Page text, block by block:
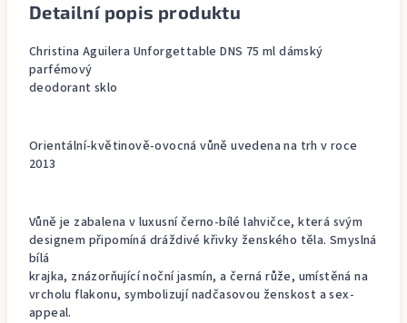
Detailní popis produktu
Christina Aguilera Unforgettable DNS 75 ml dámský
parfémový
deodorant sklo
Orientální-květinově-ovocná vůně uvedena na trh v roce
2013
Vůně je zabalena v luxusní černo-bílé lahvičce, která svým
designem připomíná dráždivé křivky ženského těla. Smyslná
bílá
krajka, znázorňující noční jasmín, a černá růže, umístěná na
vrcholu flakonu, symbolizují nadčasovou ženskost a sex-
appeal.